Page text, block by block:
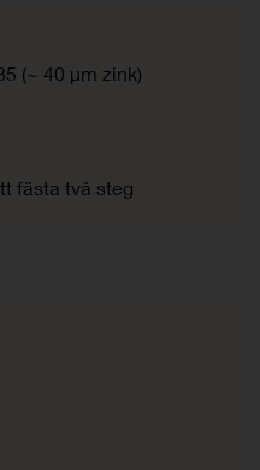
(~ 40 µm zink)
fästa två steg